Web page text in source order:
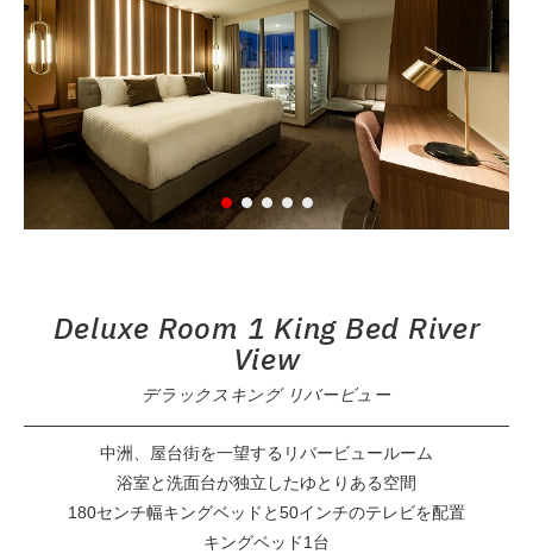
Deluxe Room 1 King Bed River
View
デラックスキング リバービュー
中洲、屋台街を一望するリバービュールーム
浴室と洗面台が独立したゆとりある空間
180センチ幅キングベッドと50インチのテレビを配置
キングベッド1台